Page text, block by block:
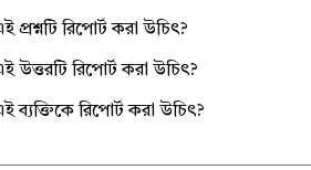
রিপোর্ট করা উচিৎ?
রিপোর্ট করা উচিৎ?
রিপোর্ট করা উচিৎ?